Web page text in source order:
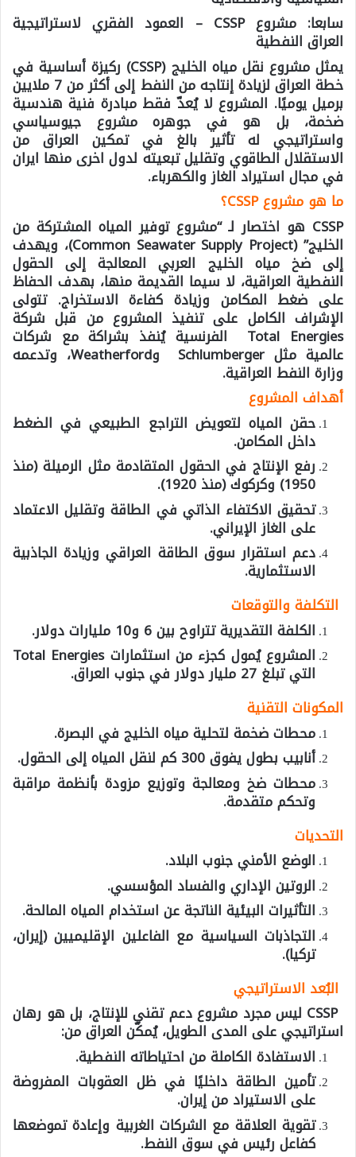
سابعا: مشروع CSSP – العمود الفقري لاستراتيجية
العراق النفطية
يمثل مشروع نقل مياه الخليج (CSSP) ركيزة أساسية في
خطة العراق لزيادة إنتاجه من النفط إلى أكثر من 7 ملايين
برميل يوميًا. المشروع لا يُعدّ فقط مبادرة فنية هندسية
ضخمة، بل هو في جوهرهمشروع جيوسياسي
واستراتيجي له تأثير بالغ في تمكين العراق من
الاستقلال الطاقوي وتقليل تبعيته لدول اخرى منها ايران
في مجال استيراد الغاز والكهرباء.
ما هو مشروعCSSP
؟
CSSP هو اختصار لـ
“مشروع توفير المياه المشتركة من
الخليج” (Common Seawater Supply Project) ، ويهدف
إلى ضخ مياه الخليج العربي المعالجة إلى الحقول
النفطية العراقية، لا سيما القديمة منها، بهدف الحفاظ
على ضغط المكامن وزيادة كفاءة الاستخراج. تتولى
الإشراف الكامل على تنفيذ المشروع من قبل شركة
Total Energies الفرنسية يُنفذ بشراكة مع شركات
عالمية مثل Schlumberger وWeatherford، وتدعمه
وزارة النفط العراقية.
أهداف المشروع
حقن المياه لتعويض التراجع الطبيعي في الضغط
داخل المكامن.
رفع الإنتاج في الحقول المتقادمة مثل الرميلة (منذ
1950) وكركوك (منذ 1920)
.
تحقيق الاكتفاء الذاتي في الطاقة وتقليل الاعتماد
على الغاز الإيراني.
دعم استقرار سوق الطاقة العراقي وزيادة الجاذبية
الاستثمارية.
التكلفة والتوقعات
الكلفة التقديرية تتراوح بين6 و10 مليارات دولار
.
المشروع يُمول كجزء من استثمارات Total Energies
التي تبلغ 27 مليار دولارفي جنوب العراق.
المكونات التقنية
محطات ضخمة لتحلية مياه الخليج في البصرة.
أنابيب بطول يفوق300 كم لنقل المياه إلى الحقول.
محطات ضخ ومعالجة وتوزيع مزودة بأنظمة مراقبة
وتحكم متقدمة.
التحديات
الوضع الأمني جنوب البلاد.
الروتين الإداري والفساد المؤسسي.
التأثيرات البيئية الناتجة عن استخدام المياه المالحة.
التجاذبات السياسية مع الفاعلين الإقليميين (إيران،
تركيا).
البُعد الاستراتيجي
CSSP ليس مجرد مشروع دعم تقني للإنتاج، بل هو
رهان
استراتيجي على المدى الطويل، يُمكّن العراق من:
الاستفادة الكاملة من احتياطاته النفطية.
تأمين الطاقة داخليًا في ظل العقوبات المفروضة
على الاستيراد من إيران.
تقوية العلاقة مع الشركات الغربية وإعادة تموضعها
كفاعل رئيس في سوق النفط.